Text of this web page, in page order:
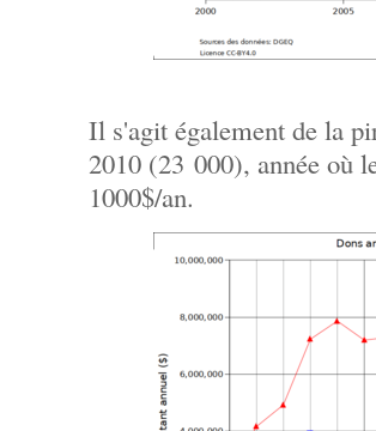
Il s'agit également de la
2010 (23 000), année où
1000$/an.